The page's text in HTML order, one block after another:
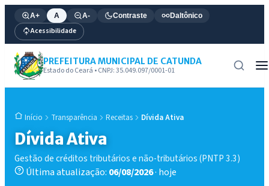
A+ A A- Contraste Daltônico
Acessibilidade
PREFEITURA MUNICIPAL DE CATUNDA
Estado do Ceará • CNPJ: 35.049.097/0001-01
Início Transparência Receitas Dívida Ativa
Dívida Ativa
Gestão de créditos tributários e não-tributários (PNTP 3.3)
Última atualização: 06/08/2026· hoje